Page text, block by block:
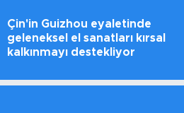
Çin'in Guizhou eyaletinde
geleneksel el sanatları kırsal
kalkınmayı destekliyor